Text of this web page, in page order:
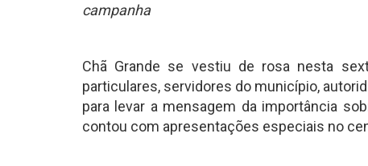
campanha
Chã Grande se vestiu de rosa nesta
particulares, servidores do município,
para levar a mensagem da importância
contou com apresentações especiais no